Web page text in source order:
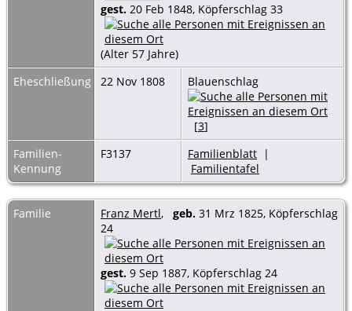
gest. 20 Feb 1848, Köpferschlag 33
(Alter 57 Jahre)
Eheschließung
22 Nov 1808 Blauenschlag
[3]
Familien-
Kennung
F3137 Familienblatt |
Familientafel
Familie Franz Mertl, geb. 31 Mrz 1825, Köpferschlag
24
gest. 9 Sep 1887, Köpferschlag 24